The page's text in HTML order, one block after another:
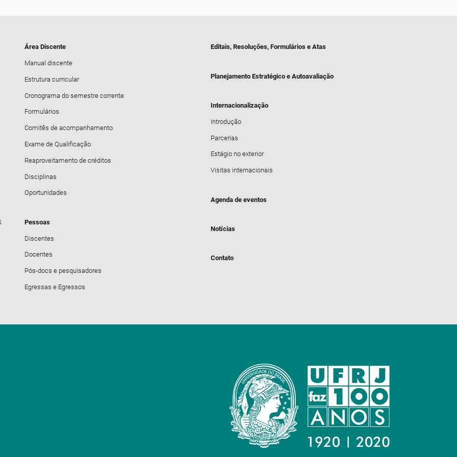
Área Discente
Manual discente
Estrutura curricular
Cronograma do semestre corrente
Formulários
Comitês de acompanhamento
Exame de Qualificação
Reaproveitamento de créditos
Disciplinas
Oportunidades
Pessoas
Discentes
Docentes
Pós-docs e pesquisadores
Egressas e Egressos
Editais, Resoluções, Formulários e Atas
Planejamento Estratégico e Autoavaliação
Internacionalização
Introdução
Parcerias
Estágio no exterior
Visitas internacionais
Agenda de eventos
Notícias
Contato